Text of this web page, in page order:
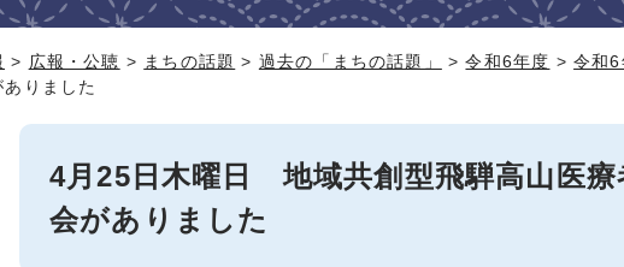
> 広報・公聴 > まちの話題 > 過去の「まちの話題」 >令和6年度 >令和
りました
4月25日木曜日 地域共創型飛騨高山医療
会がありました